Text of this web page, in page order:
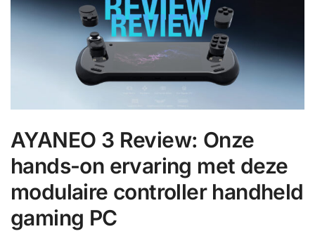
AYANEO 3 Review: Onze
hands-on ervaring met deze
modulaire controller handheld
gaming PC